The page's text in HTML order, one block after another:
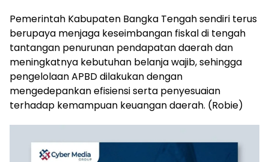
‎Pemerintah Kabupaten Bangka Tengah sendiri terus
berupaya menjaga keseimbangan fiskal di tengah
tantangan penurunan pendapatan daerah dan
meningkatnya kebutuhan belanja wajib, sehingga
pengelolaan APBD dilakukan dengan
mengedepankan efisiensi serta penyesuaian
terhadap kemampuan keuangan daerah. (Robie)